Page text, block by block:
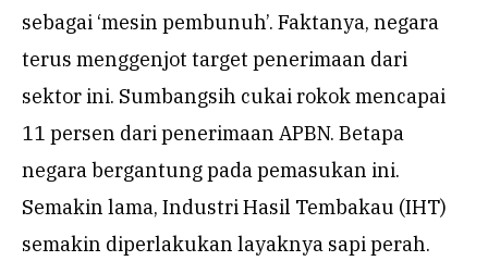
sebagai ‘mesin pembunuh’. Faktanya, negara
terus menggenjot target penerimaan dari
sektor ini. Sumbangsih cukai rokok mencapai
11 persen dari penerimaan APBN. Betapa
negara bergantung pada pemasukan ini.
Semakin lama, Industri Hasil Tembakau (IHT)
semakin diperlakukan layaknya sapi perah.